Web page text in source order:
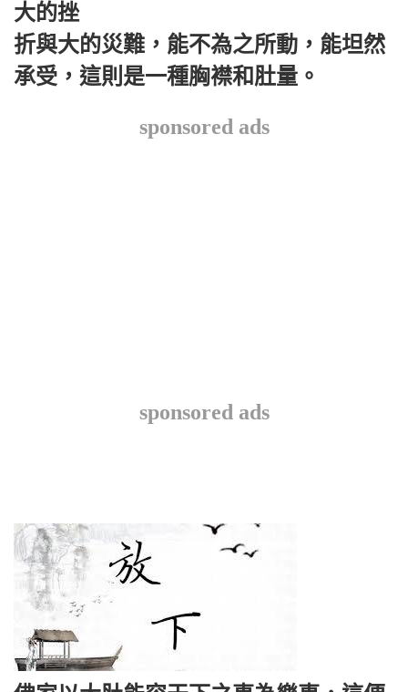
大的挫
折與大的災難，能不為之所動，能坦然
承受，這則是一種胸襟和肚量。
sponsored ads
sponsored ads